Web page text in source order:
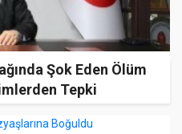
Şok Eden Ölüm
Tepki